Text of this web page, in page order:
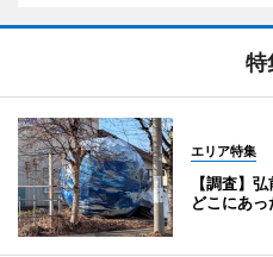
特
エリア特集
【調査】
どこにあ